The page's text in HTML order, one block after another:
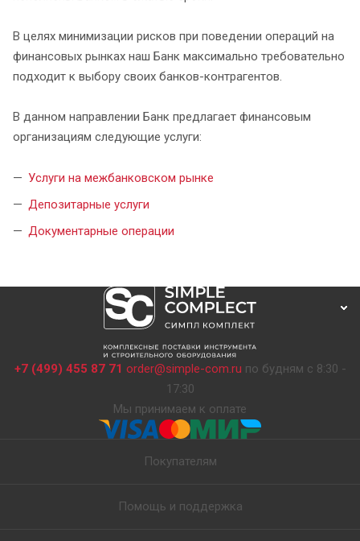
В целях минимизации рисков при поведении операций на
финансовых рынках наш Банк максимально требовательно
подходит к выбору своих банков-контрагентов.
В данном направлении Банк предлагает финансовым
организациям следующие услуги:
Услуги на межбанковском рынке
Депозитарные услуги
Документарные операции
+7 (499) 455 87 71 order@simple-com.ru по будням с 8:30 -
17:30
Мы принимаем к оплате
Покупателям
Помощь и поддержка